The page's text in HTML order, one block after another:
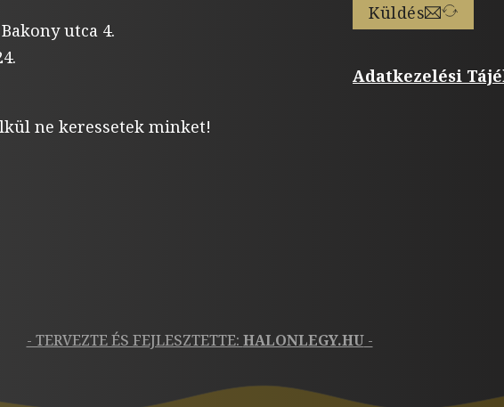
utca 4.
ne keressetek minket!
Küldés
Adatkezelési
- TERVEZTE ÉS FEJLESZTETTE: HALONLEGY.HU-